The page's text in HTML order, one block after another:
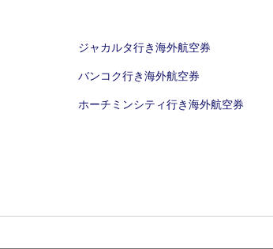
ジャカルタ行き海外航空券
バンコク行き海外航空券
ホーチミンシティ行き海外航空券